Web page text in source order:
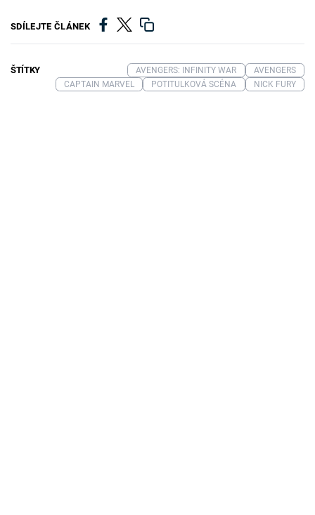
SDÍLEJTE ČLÁNEK
ŠTÍTKY AVENGERS: INFINITY WAR
AVENGERS
CAPTAIN MARVEL
POTITULKOVÁ SCÉNA NICK FURY